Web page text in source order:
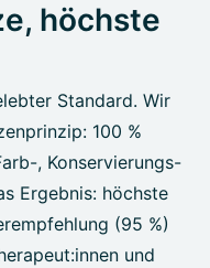
höchste
Standard. Wir
100 %
, Konservierungs-
Ergebnis: höchste
(95 %)
und